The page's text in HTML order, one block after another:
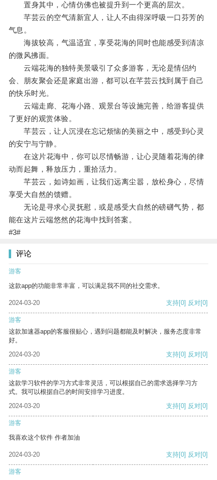
置身其中，心情仿佛也被提升到一个更高的层次。
芊芸云的空气清新宜人，让人不由得深呼吸一口芬芳的
气息。
海拔较高，气温适宜，享受花海的同时也能感受到清凉
的微风拂面。
云端花海的独特美景吸引了众多游客，无论是情侣约
会、朋友聚会还是家庭出游，都可以在芊芸云找到属于自己
的快乐时光。
云端走廊、花海小路、观景台等设施完善，给游客提供
了更好的观赏体验。
芊芸云，让人沉浸在忘记烦恼的美丽之中，感受到心灵
的安宁与宁静。
在这片花海中，你可以尽情畅游，让心灵随着花海的律
动而起舞，释放压力，重拾活力。
芊芸云，如诗如画，让我们远离尘嚣，放松身心，尽情
享受大自然的馈赠。
无论是寻求心灵抚慰，或是感受大自然的磅礴气势，都
能在这片云端悠然的花海中找到答案。
#3#
评论
游客
这款app的功能非常丰富，可以满足我不同的社交需求。
2024-03-20 支持[0] 反对[0]
游客
这款加速器app的客服很贴心，遇到问题都能及时解决，服务态度非常
好。
2024-03-20
支持[0] 反对[0]
游客
这款学习软件的学习方式非常灵活，可以根据自己的需求选择学习方
式。我可以根据自己的时间安排学习进度。
2024-03-20
支持[0] 反对[0]
游客
我喜欢这个软件 作者加油
2024-03-20 支持[0] 反对[0]
游客